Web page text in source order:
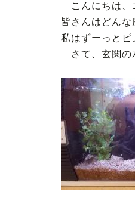
こんにちは、
皆さんはどんな
私はずーっとピ
さて、玄関の